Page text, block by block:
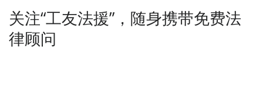
关注“工友法援”，随身携带免费法
律顾问